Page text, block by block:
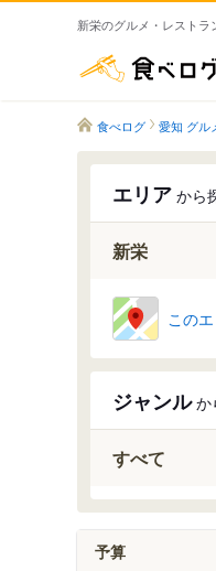
新栄のグルメ・レストラ
食べログ 愛知 グル
エリア から
新栄
この
ジャンルか
すべて
予算